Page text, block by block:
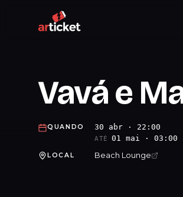
Vavá e
QUANDO 30 abr · 22:00
ATÉ 01 mai · 03:00
LOCAL Beach Lounge